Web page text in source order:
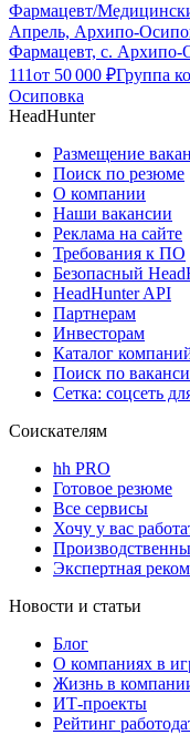
Фармацевт/
Апрель, Архипо-
Фармацевт, с. Архипо-
111от 50 000 ₽Группа
Осиповка
HeadHunter
Размещение
Поиск по резюме
О компании
Наши вакансии
Реклама на сайте
Требования к ПО
Безопасный
HeadHunter API
Партнерам
Инвесторам
Каталог
Поиск по
Сетка: соцсеть
Соискателям
hh PRO
Готовое резюме
Все сервисы
Хочу у вас
Экспертная
Новости и статьи
Блог
О компаниях в
Жизнь в
ИТ-проекты
Рейтинг